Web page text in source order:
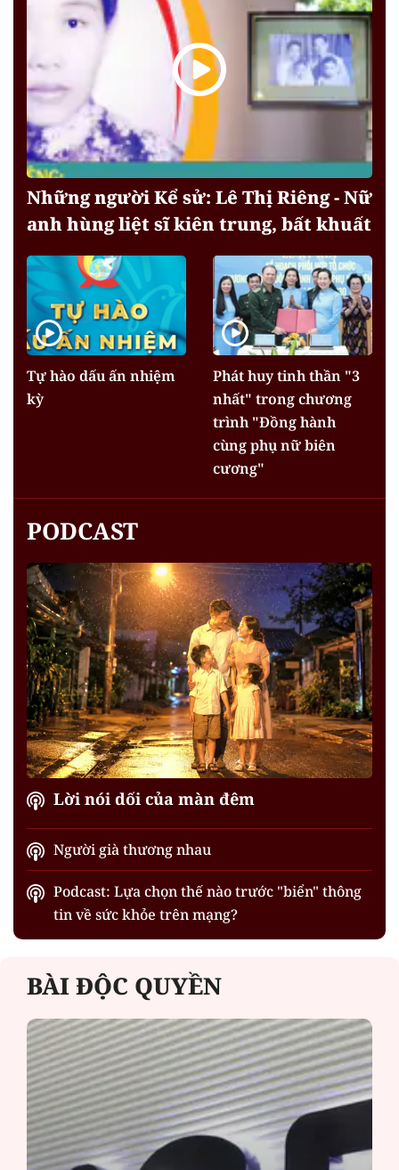
Những người Kể sử: Lê Thị Riêng - Nữ
anh hùng liệt sĩ kiên trung, bất khuất
Tự hào dấu ấn nhiệm
kỳ
Phát huy tinh thần "3
nhất" trong chương
trình "Đồng hành
cùng phụ nữ biên
cương"
PODCAST
Lời nói dối của màn đêm
Người già thương nhau
Podcast: Lựa chọn thế nào trước "biển" thông
tin về sức khỏe trên mạng?
BÀI ĐỘC QUYỀN